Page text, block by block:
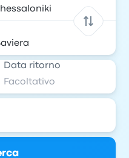
Data ritorno